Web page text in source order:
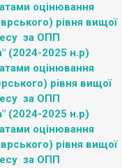
оцінювання
рівня вищої
за ОПП
(2024-2025 н.р)
оцінювання
рівня вищої
за ОПП
(2024-2025 н.р)
оцінювання
рівня вищої
за ОПП